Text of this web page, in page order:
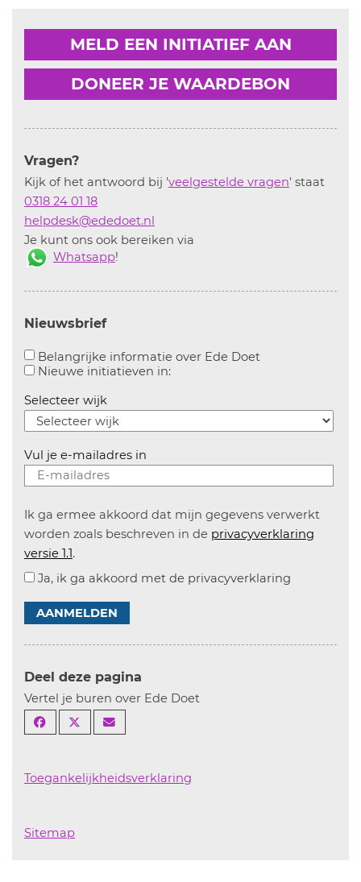
MELD EEN INITIATIEF AAN
DONEER JE WAARDEBON
Vragen?
Kijk of het antwoord bij 'veelgestelde vragen' staat
0318 24 01 18
helpdesk@ededoet.nl
Je kunt ons ook bereiken via
Whatsapp!
Nieuwsbrief
Belangrijke informatie over Ede Doet
Nieuwe initiatieven in:Aanvinken om informatie over
Selecteer wijk
Vul je e-mailadres in
Ik ga ermee akkoord dat mijn gegevens verwerkt
worden zoals beschreven in de privacyverklaring
versie 1.1.
Ja, ik ga akkoord met de privacyverklaring
AANMELDEN
Deel deze pagina
Vertel je buren over Ede Doet
Toegankelijkheidsverklaring
Sitemap